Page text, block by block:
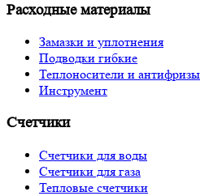
Расходные материалы
Замазки и уплотнения
Подводки гибкие
Теплоносители и антифризы
Инструмент
Счетчики
Счетчики для воды
Счетчики для газа
Тепловые счетчики